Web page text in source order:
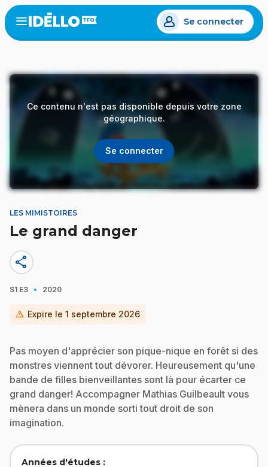
Aller
au
contenu
Open
menu
Se connecter
Ce contenu n'est pas disponible depuis votre zone
géographique.
Se connecter
LES MIMISTOIRES
Le grand danger
share
S1 E3 · 2020
warning Expire le 1 septembre 2026
Pas moyen d'apprécier son pique-nique en forêt si des
monstres viennent tout dévorer. Heureusement qu'une
bande de filles bienveillantes sont là pour écarter ce
grand danger! Accompagner Mathias Guilbeault vous
mènera dans un monde sorti tout droit de son
imagination.
Années d'études :